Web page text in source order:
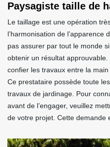
Paysagiste taille de
Le taillage est une opération
l’harmonisation de
pas assurer par tout le monde
obtenir un résultat
confier les travaux entre la main
Ce prestataire possède toute
travaux de jardinage. Pour
avant de l’engager, veuillez
de votre projet. Cette demande